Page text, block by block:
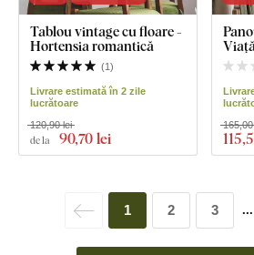
Tablou vintage cu floare -
Hortensia romantică
(1)
Livrare estimată în 2 zile
lucrătoare
de la 90,70 lei
120,90 lei
115
165,00
1 2 3 ...